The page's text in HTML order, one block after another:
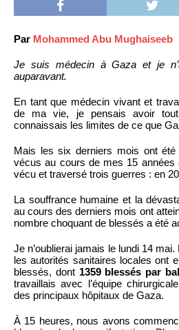
Par Mohammed Abu Mughaiseeb
Je suis médecin à Gaza et je
auparavant.
En tant que médecin vivant et
de ma vie, je pensais avoir
connaissais les limites de ce que
Mais les six derniers mois ont été
vécus au cours de mes 15 années
vécu et traversé trois guerres : en
La souffrance humaine et la
au cours des derniers mois ont
nombre choquant de blessés a été
Je n’oublierai jamais le lundi 14
les autorités sanitaires locales ont
blessés, dont 1359 blessés par
travaillais avec l’équipe
des principaux hôpitaux de Gaza.
À 15 heures, nous avons